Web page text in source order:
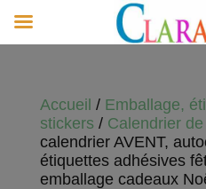
Accueil / Emballage,
stickers / Calendrier
calendrier AVENT,
étiquettes adhésives
emballage cadeaux